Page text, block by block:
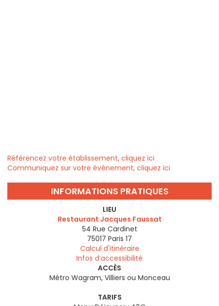
Référencez votre établissement, cliquez ici
Communiquez sur votre évènement, cliquez ici
INFORMATIONS PRATIQUES
LIEU
Restaurant Jacques Faussat
54 Rue Cardinet
75017 Paris 17
Calcul d'itinéraire
Infos d’accessibilité
ACCÈS
Métro Wagram, Villiers ou Monceau
TARIFS